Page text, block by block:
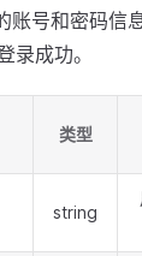
账号和密码信
成功。
类型
string